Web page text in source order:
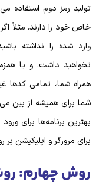
تولید رمز دوم استفاده
خاص خود را دارند. مثلاً
وارد شده را نداشته
نخواهید داشت. و یا
همراه شما، تمامی
بهترین برنامه‌ها برای
برای مرورگر و اپلیکیشن